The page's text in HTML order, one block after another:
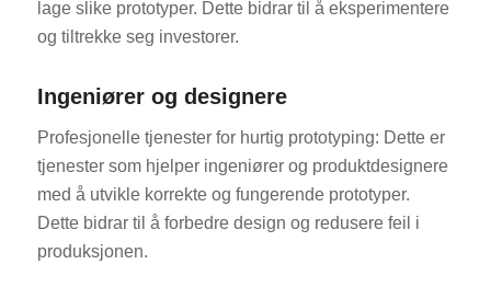
lage slike prototyper. Dette bidrar til å eksperimentere
og tiltrekke seg investorer.
Ingeniører og designere
Profesjonelle tjenester for hurtig prototyping: Dette er
tjenester som hjelper ingeniører og produktdesignere
med å utvikle korrekte og fungerende prototyper.
Dette bidrar til å forbedre design og redusere feil i
produksjonen.